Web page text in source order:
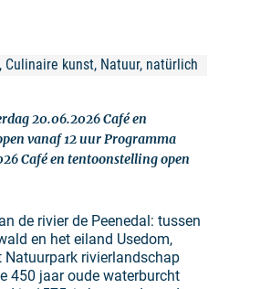
Culinaire kunst, Natuur, natürlich
20.06.2026 Café en
vanaf 12 uur Programma
Café en tentoonstelling open
de rivier de Peenedal: tussen
en het eiland Usedom,
Natuurpark rivierlandschap
450 jaar oude waterburcht